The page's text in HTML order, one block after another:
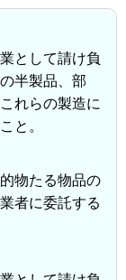
として請け負
半製品、部
れらの製造に
と。
物たる物品の
者に委託する